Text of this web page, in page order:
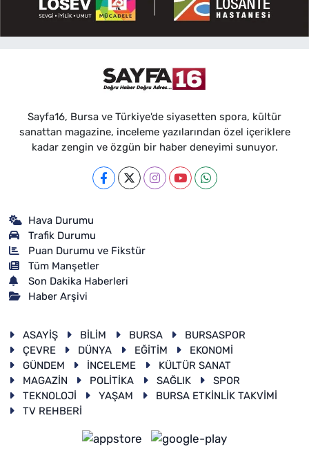
Sayfa16, Bursa ve Türkiye'de siyasetten spora, kültür
sanattan magazine, inceleme yazılarından özel içeriklere
kadar zengin ve özgün bir haber deneyimi sunuyor.
Hava Durumu
Trafik Durumu
Puan Durumu ve Fikstür
Tüm Manşetler
Son Dakika Haberleri
Haber Arşivi
ASAYİŞ BİLİM BURSA
BURSASPOR
ÇEVRE
DÜNYA EĞİTİM
EKONOMİ
GÜNDEM
İNCELEME
KÜLTÜR SANAT
MAGAZİN
POLİTİKA SAĞLIK
SPOR
TEKNOLOJİ
YAŞAM
BURSA ETKİNLİK TAKVİMİ
TV REHBERİ